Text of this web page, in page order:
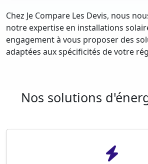
Chez Je Compare Les Devis, nous
notre expertise en installations
engagement à vous proposer des
adaptées aux spécificités de votre
Nos solutions